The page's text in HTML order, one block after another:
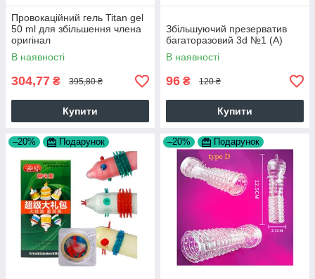
Провокаційний гель Titan gel
50 ml для збільшення члена
оригінал
В наявності
304,77 ₴ 395,80 ₴
Купити
Збільшуючий презерватив
багаторазовий 3d №1 (А)
В наявності
96 ₴ 120 ₴
Купити
–20% Подарунок –20% Подарунок